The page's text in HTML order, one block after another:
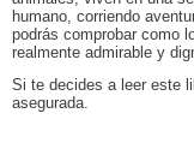
humano, corriendo
podrás comprobar como
realmente admirable y
Si te decides a leer este
asegurada.